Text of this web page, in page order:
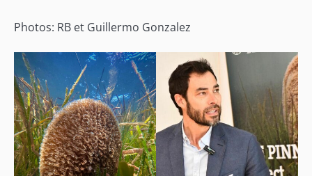
Photos: RB et Guillermo Gonzalez